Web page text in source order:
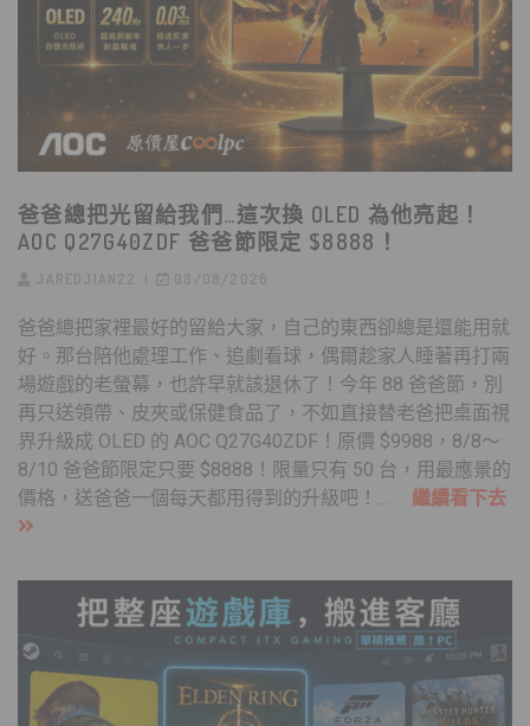
爸爸總把光留給我們…這次換 OLED 為他亮起！
AOC Q27G40ZDF 爸爸節限定 $8888！
爸爸總把家裡最好的留給大家，自己的東西卻總是還能用就
好。那台陪他處理工作、追劇看球，偶爾趁家人睡著再打兩
場遊戲的老螢幕，也許早就該退休了！今年 88 爸爸節，別
再只送領帶、皮夾或保健食品了，不如直接替老爸把桌面視
界升級成 OLED 的 AOC Q27G40ZDF！原價 $9988，8/8～
8/10 爸爸節限定只要 $8888！限量只有 50 台，用最應景的
價格，送爸爸一個每天都用得到的升級吧！... 繼續看下去